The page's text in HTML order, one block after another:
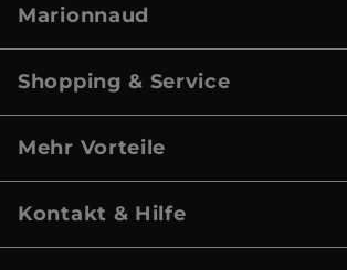
Marionnaud
Shopping & Service
Mehr Vorteile
Kontakt & Hilfe